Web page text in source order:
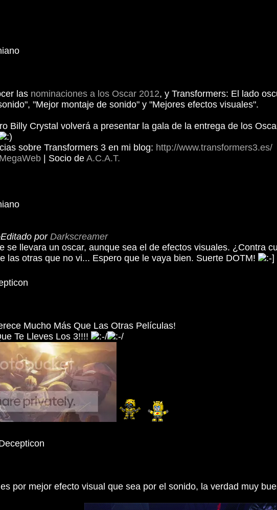
las nominaciones a los Oscar 2012, y Transformers: El lado
"Mejor montaje de sonido" y "Mejores efectos visuales".
Billy Crystal volverá a presentar la gala de la entrega de los
sobre Transformers 3 en mi blog: http://www.transformers3.es/
| Socio de A.C.A.T.
Editado por Darkscreamer
se llevara un oscar, aunque sea el de efectos visuales. ¿Contra
las otras que no vi... Espero que le vaya bien. Suerte DOTM!
Mucho Más Que Las Otras Películas!
Te Lleves Los 3!!!!
por mejor efecto visual que sea por el sonido, la verdad muy